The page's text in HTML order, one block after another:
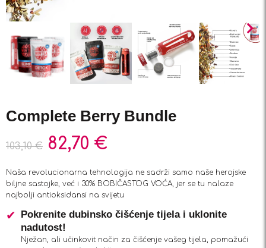
Complete Berry Bundle
103,10€ 82,70 €
Naša revolucionarna tehnologija ne sadrži samo naše herojske
biljne sastojke, već i 30% BOBIČASTOG VOĆA, jer se tu nalaze
najbolji antioksidansi na svijetu
Pokrenite dubinsko čišćenje tijela i uklonite
nadutost!
Nježan, ali učinkovit način za čišćenje vašeg tijela, pomažući